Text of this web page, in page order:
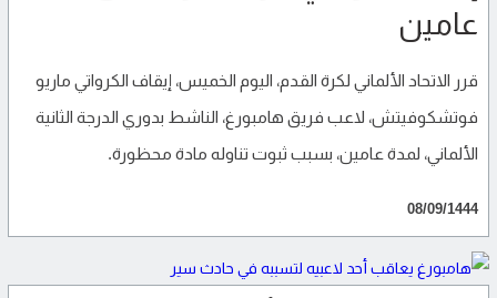
عامين
قرر الاتحاد الألماني لكرة القدم، اليوم الخميس، إيقاف الكرواتي ماريو
فوتشكوفيتش، لاعب فريق هامبورغ، الناشط بدوري الدرجة الثانية
الألماني، لمدة عامين، بسبب ثبوت تناوله مادة محظورة.
08/09/1444